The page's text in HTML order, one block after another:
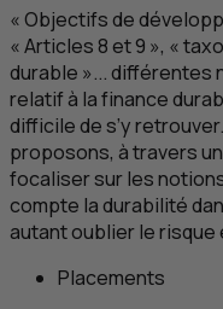
« Objectifs de
« Articles 8 et 9 », «
durable »... différentes
relatif à la finance
difficile de s’y
proposons, à travers
focaliser sur les
compte la durabilité
autant oublier le risque
Placements